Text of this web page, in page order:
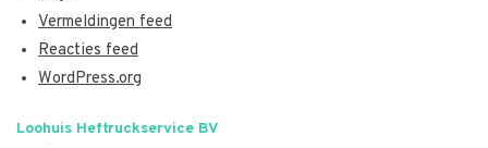
Vermeldingen feed
Reacties feed
WordPress.org
Loohuis Heftruckservice BV